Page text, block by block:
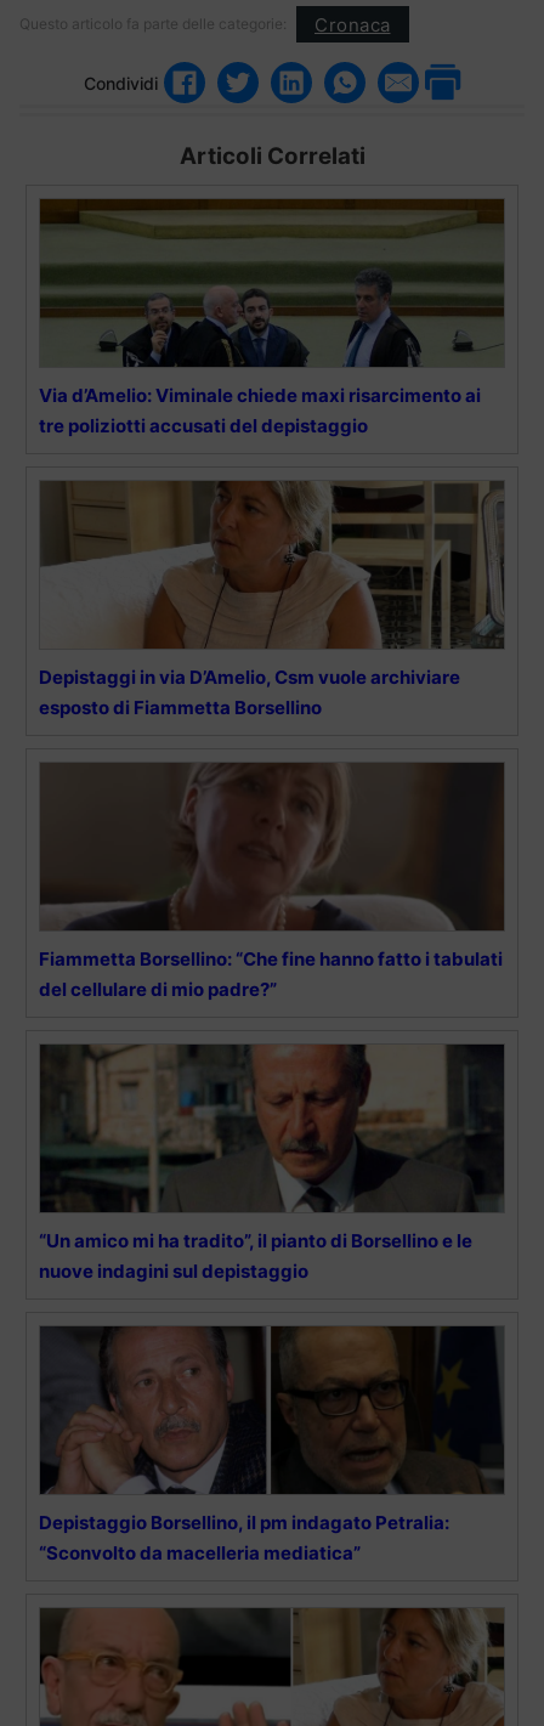
Questo articolo fa parte delle categorie: Cronaca
Condividi
Articoli Correlati
Via d’Amelio: Viminale chiede maxi risarcimento ai
tre poliziotti accusati del depistaggio
Depistaggi in via D’Amelio, Csm vuole archiviare
esposto di Fiammetta Borsellino
Fiammetta Borsellino: “Che fine hanno fatto i tabulati
del cellulare di mio padre?”
“Un amico mi ha tradito”, il pianto di Borsellino e le
nuove indagini sul depistaggio
Depistaggio Borsellino, il pm indagato Petralia:
“Sconvolto da macelleria mediatica”